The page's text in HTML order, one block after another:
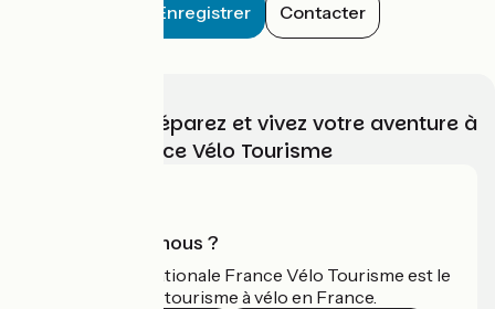
Enregistrer Contacter
Choisissez, préparez et vivez votre aventure à
vélo avec France Vélo Tourisme
Qui sommes-nous ?
L'association nationale France Vélo Tourisme est le
guide officiel du tourisme à vélo en France.